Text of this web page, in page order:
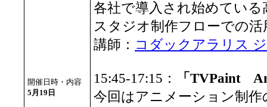
開催日時・内容
5月19日
各社で導入され始めてい
スタジオ制作フローでの
講師： コダックアラリス
15:45-17:15：
「TVPaint
今回はアニメーション制